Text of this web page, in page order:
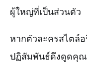
ผู้ใหญ่ที่เป็นส่วนตัว
หากตัวละครสไตล์
ปฏิสัมพันธ์ดึงดูดคุณ